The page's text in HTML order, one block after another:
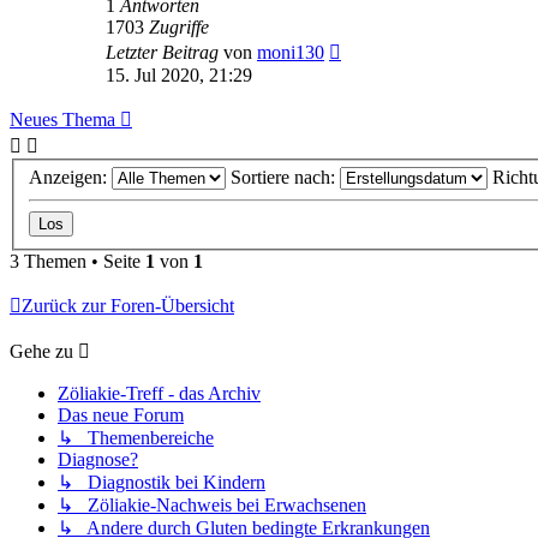
1 Antworten
1703 Zugriffe
Letzter Beitrag von moni130
15. Jul 2020, 21:29
Neues Thema
Anzeigen: Sortiere nach:
3 Themen • Seite 1 von 1
Zurück zur Foren-Übersicht
Gehe zu
Zöliakie-Treff - das Archiv
Das neue Forum
↳ Themenbereiche
Diagnose?
↳ Diagnostik bei Kindern
↳ Zöliakie-Nachweis bei Erwachsenen
↳ Andere durch Gluten bedingte Erkrankungen